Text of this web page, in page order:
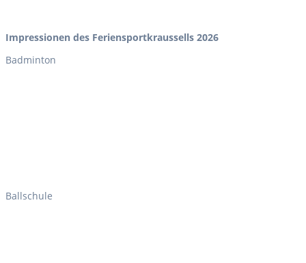
Impressionen des Feriensportkraussells 2026
Badminton
Ballschule